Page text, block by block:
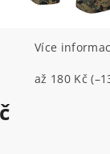
Více
až 180 Kč